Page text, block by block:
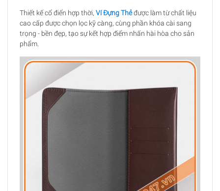
Thiết kế cổ điển hợp thời, Ví Đựng Thẻđược làm từ chất liệu
cao cấp được chọn lọc kỹ càng, cùng phần khóa cài sang
trọng - bền đẹp, tạo sự kết hợp điểm nhấn hài hòa cho sản
phẩm.